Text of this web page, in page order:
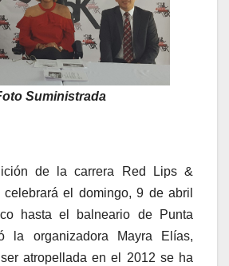
Suministrada
de la carrera Red Lips &
el domingo, 9 de abril
hasta el balneario de Punta
la organizadora Mayra Elías,
atropellada en el 2012 se ha